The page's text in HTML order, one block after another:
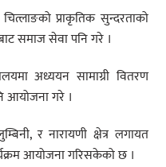
प्राकृतिक सुन्दरताको
समाज सेवा पनि गरे ।
अध्ययन सामाग्री वितरण
आयोजना गरे ।
र नारायणी क्षेत्र लगायत
आयोजना गरिसकेको छ ।